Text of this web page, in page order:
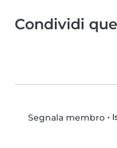
Condividi
Segnala membro•